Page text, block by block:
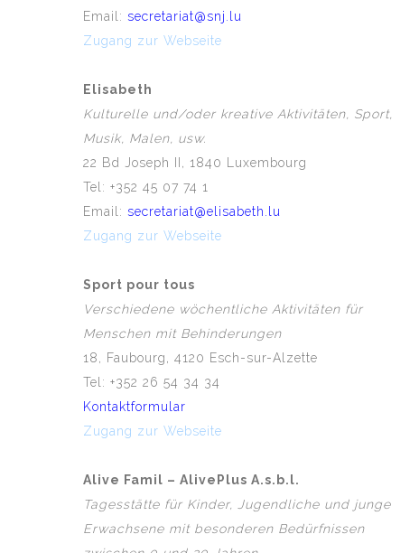
Email: secretariat@snj.lu
Zugang zur Webseite
Elisabeth
Kulturelle und/oder kreative Aktivitäten, Sport,
Musik, Malen, usw.
22 Bd Joseph II, 1840 Luxembourg
Tel: +352 45 07 74 1
Email: secretariat@elisabeth.lu
Zugang zur Webseite
Sport pour tous
Verschiedene wöchentliche Aktivitäten für
Menschen mit Behinderungen
18, Faubourg, 4120 Esch-sur-Alzette
Tel: +352 26 54 34 34
Kontaktformular
Zugang zur Webseite
Alive Famil – AlivePlus A.s.b.l.
Tagesstätte für Kinder, Jugendliche und junge
Erwachsene mit besonderen Bedürfnissen